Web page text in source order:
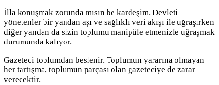
İlla konuşmak zorunda mısın be kardeşim. Devleti
yönetenler bir yandan aşı ve sağlıklı veri akışı ile uğraşırken
diğer yandan da sizin toplumu manipüle etmenizle uğraşmak
durumunda kalıyor.
Gazeteci toplumdan beslenir. Toplumun yararına olmayan
her tartışma, toplumun parçası olan gazeteciye de zarar
verecektir.